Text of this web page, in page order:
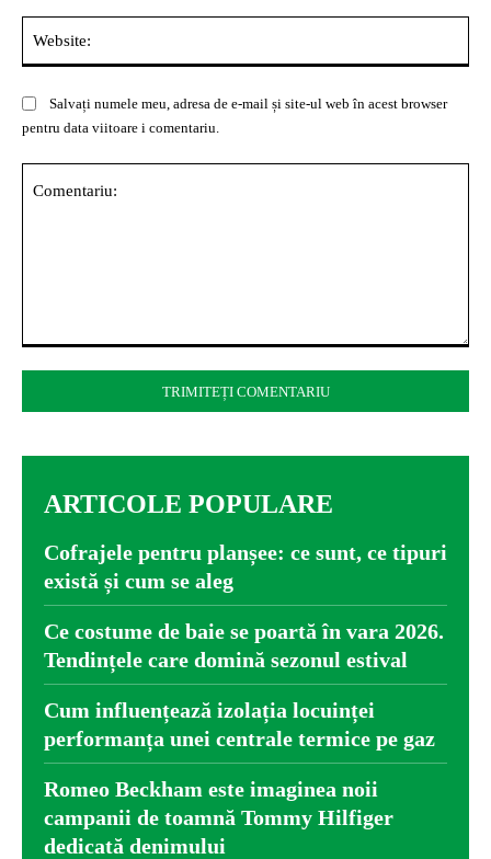
Salvați numele meu, adresa de e-mail și site-ul web în acest browser
pentru data viitoare i comentariu.
ARTICOLE POPULARE
Cofrajele pentru planșee: ce sunt, ce tipuri
există și cum se aleg
Ce costume de baie se poartă în vara 2026.
Tendințele care domină sezonul estival
Cum influențează izolația locuinței
performanța unei centrale termice pe gaz
Romeo Beckham este imaginea noii
campanii de toamnă Tommy Hilfiger
dedicată denimului